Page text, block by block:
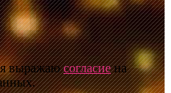
я выражаюсогласиена